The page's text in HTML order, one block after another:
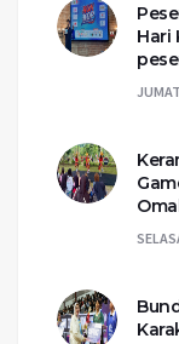
Hari